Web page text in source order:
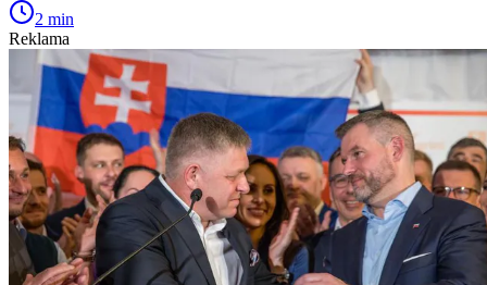
2 min
Reklama